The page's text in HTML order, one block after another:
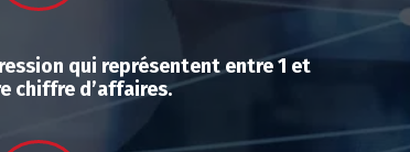
qui représentent entre 1 et
chiffre d’affaires.